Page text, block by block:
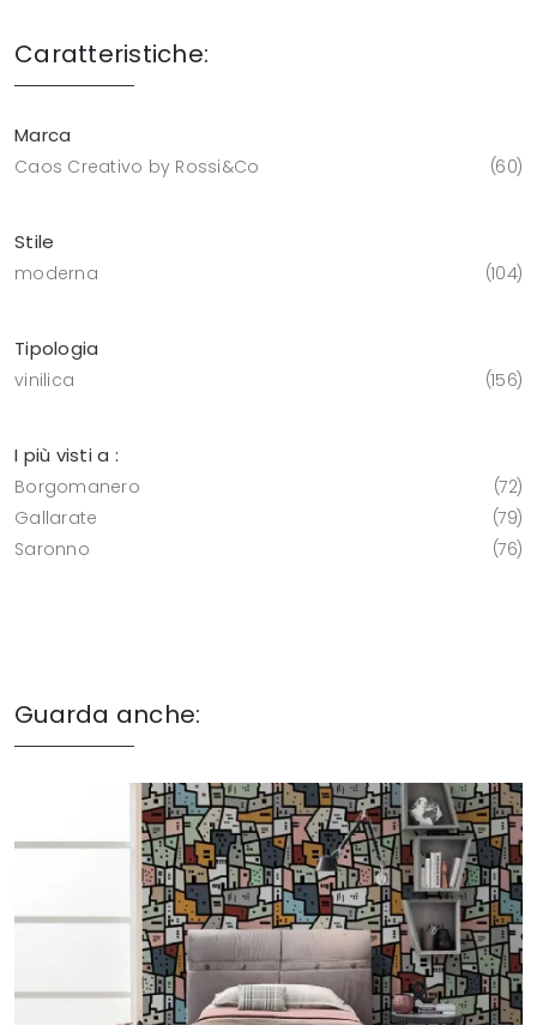
Caratteristiche:
Marca
Caos Creativo by Rossi&Co 60
Stile
moderna 104
Tipologia
vinilica 156
I più visti a :
Borgomanero
72
Gallarate
79
Saronno
76
Guarda anche: